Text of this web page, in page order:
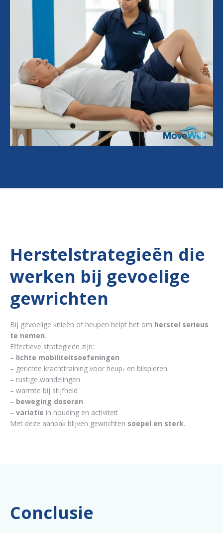
Herstelstrategieën die
werken bij gevoelige
gewrichten
Bij gevoelige knieën of heupen helpt het om herstel serieus
te nemen.
Effectieve strategieën zijn:
– lichte mobiliteitsoefeningen
– gerichte krachttraining voor heup- en bilspieren
– rustige wandelingen
– warmte bij stijfheid
– beweging doseren
– variatie in houding en activiteit
Met deze aanpak blijven gewrichten soepel en sterk.
Conclusie